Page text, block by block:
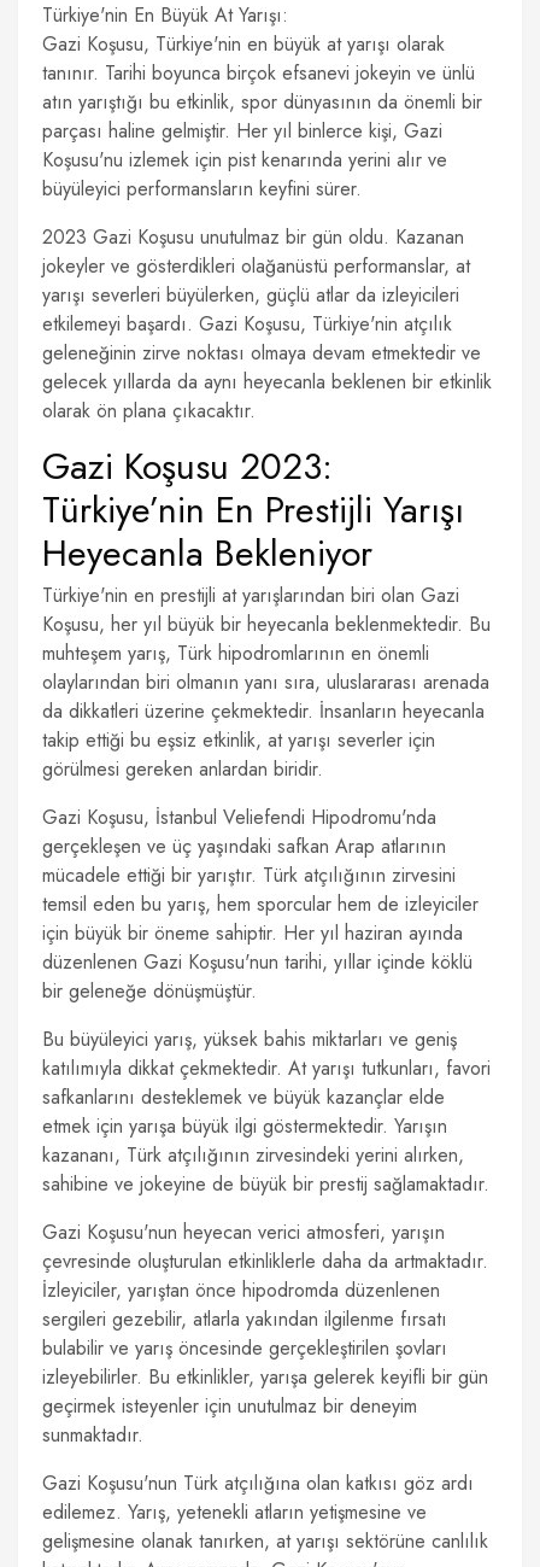
Türkiye'nin En Büyük At Yarışı:
Gazi Koşusu, Türkiye'nin en büyük at yarışı olarak
tanınır. Tarihi boyunca birçok efsanevi jokeyin ve ünlü
atın yarıştığı bu etkinlik, spor dünyasının da önemli bir
parçası haline gelmiştir. Her yıl binlerce kişi, Gazi
Koşusu'nu izlemek için pist kenarında yerini alır ve
büyüleyici performansların keyfini sürer.
2023 Gazi Koşusu unutulmaz bir gün oldu. Kazanan
jokeyler ve gösterdikleri olağanüstü performanslar, at
yarışı severleri büyülerken, güçlü atlar da izleyicileri
etkilemeyi başardı. Gazi Koşusu, Türkiye'nin atçılık
geleneğinin zirve noktası olmaya devam etmektedir ve
gelecek yıllarda da aynı heyecanla beklenen bir etkinlik
olarak ön plana çıkacaktır.
Gazi Koşusu 2023:
Türkiye’nin En Prestijli Yarışı
Heyecanla Bekleniyor
Türkiye'nin en prestijli at yarışlarından biri olan Gazi
Koşusu, her yıl büyük bir heyecanla beklenmektedir. Bu
muhteşem yarış, Türk hipodromlarının en önemli
olaylarından biri olmanın yanı sıra, uluslararası arenada
da dikkatleri üzerine çekmektedir. İnsanların heyecanla
takip ettiği bu eşsiz etkinlik, at yarışı severler için
görülmesi gereken anlardan biridir.
Gazi Koşusu, İstanbul Veliefendi Hipodromu'nda
gerçekleşen ve üç yaşındaki safkan Arap atlarının
mücadele ettiği bir yarıştır. Türk atçılığının zirvesini
temsil eden bu yarış, hem sporcular hem de izleyiciler
için büyük bir öneme sahiptir. Her yıl haziran ayında
düzenlenen Gazi Koşusu'nun tarihi, yıllar içinde köklü
bir geleneğe dönüşmüştür.
Bu büyüleyici yarış, yüksek bahis miktarları ve geniş
katılımıyla dikkat çekmektedir. At yarışı tutkunları, favori
safkanlarını desteklemek ve büyük kazançlar elde
etmek için yarışa büyük ilgi göstermektedir. Yarışın
kazananı, Türk atçılığının zirvesindeki yerini alırken,
sahibine ve jokeyine de büyük bir prestij sağlamaktadır.
Gazi Koşusu'nun heyecan verici atmosferi, yarışın
çevresinde oluşturulan etkinliklerle daha da artmaktadır.
İzleyiciler, yarıştan önce hipodromda düzenlenen
sergileri gezebilir, atlarla yakından ilgilenme fırsatı
bulabilir ve yarış öncesinde gerçekleştirilen şovları
izleyebilirler. Bu etkinlikler, yarışa gelerek keyifli bir gün
geçirmek isteyenler için unutulmaz bir deneyim
sunmaktadır.
Gazi Koşusu'nun Türk atçılığına olan katkısı göz ardı
edilemez. Yarış, yetenekli atların yetişmesine ve
gelişmesine olanak tanırken, at yarışı sektörüne canlılık